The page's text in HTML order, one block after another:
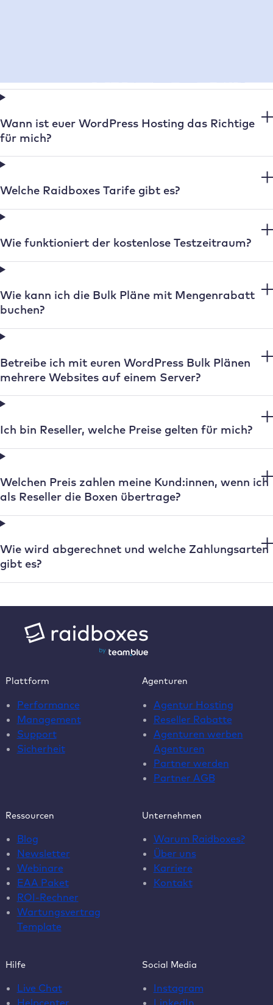
Wann ist euer WordPress Hosting das Richtige
für mich?
Welche Raidboxes Tarife gibt es?
Wie funktioniert der kostenlose Testzeitraum?
Wie kann ich die Bulk Pläne mit Mengenrabatt
buchen?
Betreibe ich mit euren WordPress Bulk Plänen
mehrere Websites auf einem Server?
Ich bin Reseller, welche Preise gelten für mich?
Welchen Preis zahlen meine Kund:innen, wenn ich
als Reseller die Boxen übertrage?
Wie wird abgerechnet und welche Zahlungsarten
gibt es?
Plattform
Performance
Management
Support
Sicherheit
Agenturen
Agentur Hosting
Reseller Rabatte
Agenturen werben
Agenturen
Partner werden
Partner AGB
Ressourcen
Blog
Newsletter
Webinare
EAA Paket
ROI-Rechner
Wartungsvertrag
Template
Unternehmen
Warum Raidboxes?
Über uns
Karriere
Kontakt
Hilfe
Live Chat
Helpcenter
Social Media
Instagram
LinkedIn